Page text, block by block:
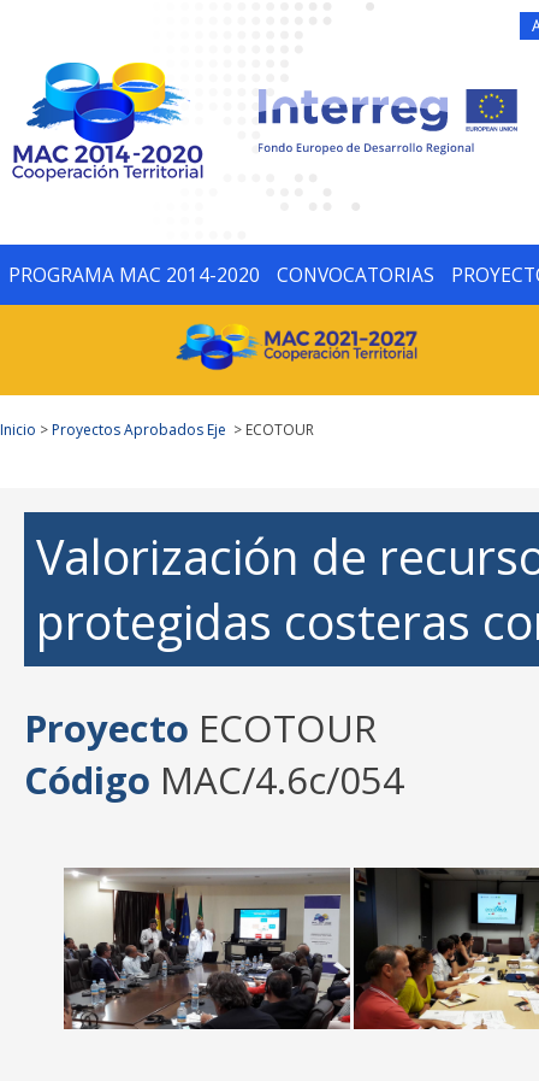
PROGRAMA MAC 2014-2020 CONVOCATORIAS
Inicio >Proyectos Aprobados Eje > ECOTOUR
Valorización de
protegidas costeras
Proyecto ECOTOUR
Código MAC/4.6c/054